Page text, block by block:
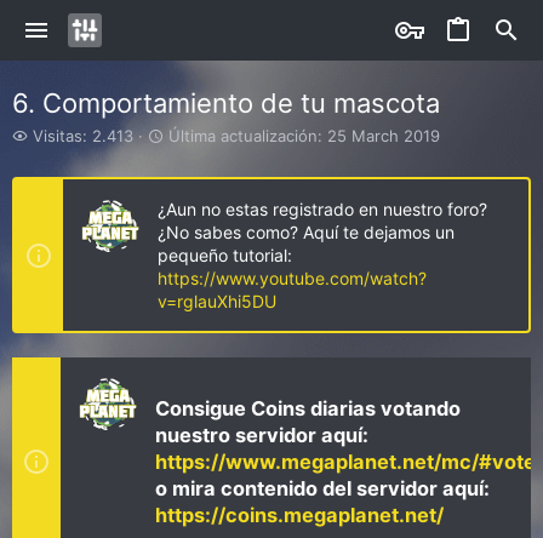
6. Comportamiento de tu mascota
V
s
a
s
Visitas: 2.413
Ú
t
i
m
a
a
c
t
u
z
a
c
ó
n
Última actualización: 25 March 2019
¿Aun no estas registrado en nuestro foro?
¿No sabes como? Aquí te dejamos un
pequeño tutorial:
https://www.youtube.com/watch?
v=rglauXhi5DU
Consigue Coins diarias votando
nuestro servidor aquí:
https://www.megaplanet.net/mc/#vote
o mira contenido del servidor aquí:
https://coins.megaplanet.net/